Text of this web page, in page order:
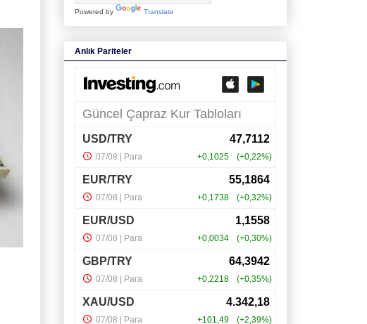
Powered by Translate
Anlık Pariteler